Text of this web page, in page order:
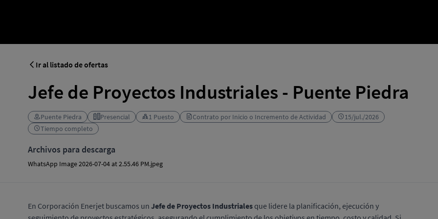
Ir al listado de ofertas
Jefe de Proyectos Industriales - Puente Piedra
Puente Piedra Presencial 1 Puesto Contrato por Inicio o Incremento de Actividad
15/jul./2026
Tiempo completo
Archivos para descarga
WhatsApp Image 2026-07-04 at 2.55.46 PM.jpeg
En Corporación Enerjet buscamos un Jefe de Proyectos Industriales que lidere la planificación, ejecución y